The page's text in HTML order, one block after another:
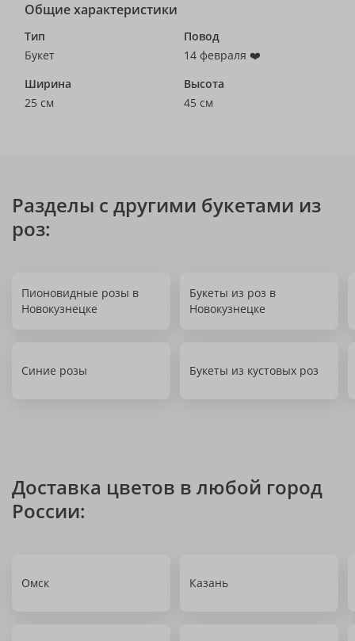
Общие характеристики
Тип
Букет
Повод
14 февраля ❤️
Ширина
25 см
Высота
45 см
Разделы с другими букетами из
роз:
Пионовидные розы в
Новокузнецке
Букеты из роз в
Новокузнецке
Синие розы Букеты из кустовых роз
Доставка цветов в любой город
России:
Омск Казань